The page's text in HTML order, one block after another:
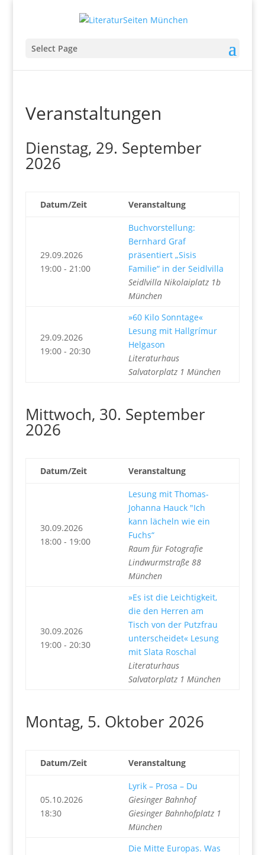
Select Page
Veranstaltungen
Dienstag, 29. September
2026
Datum/Zeit Veranstaltung
29.09.2026
19:00 - 21:00
Buchvorstellung:
Bernhard Graf
präsentiert „Sisis
Familie“ in der Seidlvilla
Seidlvilla Nikolaiplatz 1b
München
29.09.2026
19:00 - 20:30
»60 Kilo Sonntage«
Lesung mit Hallgrímur
Helgason
Literaturhaus
Salvatorplatz 1 München
Mittwoch, 30. September
2026
Datum/Zeit Veranstaltung
30.09.2026
18:00 - 19:00
Lesung mit Thomas-
Johanna Hauck "Ich
kann lächeln wie ein
Fuchs“
Raum für Fotografie
Lindwurmstraße 88
München
30.09.2026
19:00 - 20:30
»Es ist die Leichtigkeit,
die den Herren am
Tisch von der Putzfrau
unterscheidet« Lesung
mit Slata Roschal
Literaturhaus
Salvatorplatz 1 München
Montag, 5. Oktober 2026
Datum/Zeit Veranstaltung
05.10.2026
18:30
Lyrik – Prosa – Du
Giesinger Bahnhof
Giesinger Bahnhofplatz 1
München
Die Mitte Europas. Was